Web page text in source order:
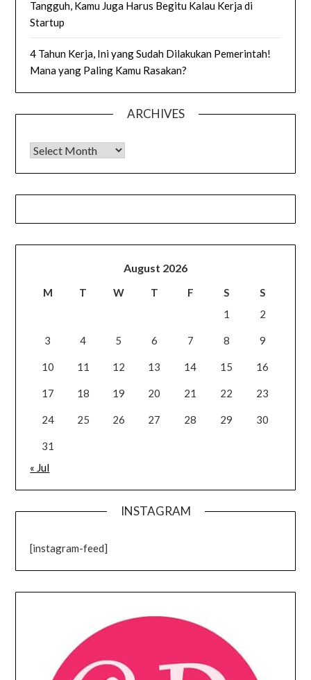
Tangguh, Kamu Juga Harus Begitu Kalau Kerja di
Startup
4 Tahun Kerja, Ini yang Sudah Dilakukan Pemerintah!
Mana yang Paling Kamu Rasakan?
ARCHIVES
Archives
August 2026
M T W T F S
S
1
2
3 4 5 6 7 8 9
10 11 12 13 14 15 16
17 18 19 20 21 22 23
24 25 26 27 28 29 30
31
« Jul
INSTAGRAM
[instagram-feed]